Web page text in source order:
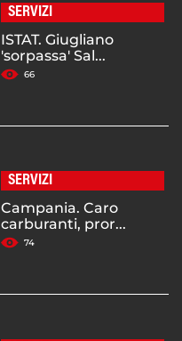
SERVIZI
ISTAT. Giugliano
'sorpassa' Sal...
66
SERVIZI
Campania. Caro
carburanti, pror...
74